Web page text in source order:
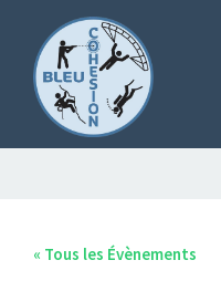
« Tous les Évènements